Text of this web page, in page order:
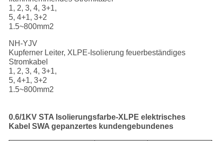
1, 2, 3, 4, 3+1,
5, 4+1, 3+2
1.5~800mm2
NH-YJV
Kupferner Leiter, XLPE-Isolierung feuerbeständiges
Stromkabel
1, 2, 3, 4, 3+1,
5, 4+1, 3+2
1.5~800mm2
0.6/1KV STA Isolierungsfarbe-XLPE elektrisches
Kabel SWA gepanzertes kundengebundenes